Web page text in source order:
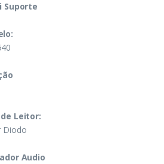
Suporte
Leitor:
Diodo
Audio